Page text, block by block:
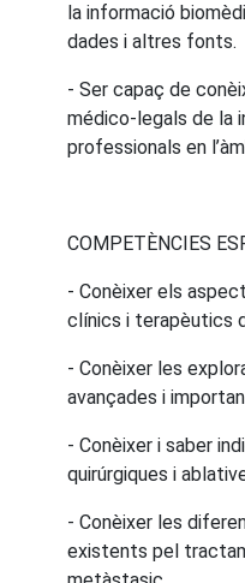
la informació
dades i altres fonts.
- Ser capaç de
médico-legals de la
professionals en
COMPETÈNCIES
- Conèixer els
clínics i terapèutics
- Conèixer les
avançades i
- Conèixer i saber
quirúrgiques i
- Conèixer les
existents pel